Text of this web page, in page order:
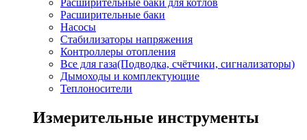
Расширительные баки для котлов
Расширительные баки
Насосы
Стабилизаторы напряжения
Контроллеры отопления
Все для газа(Подводка, счётчики, сигнализаторы)
Дымоходы и комплектующие
Теплоносители
Измерительные инструменты